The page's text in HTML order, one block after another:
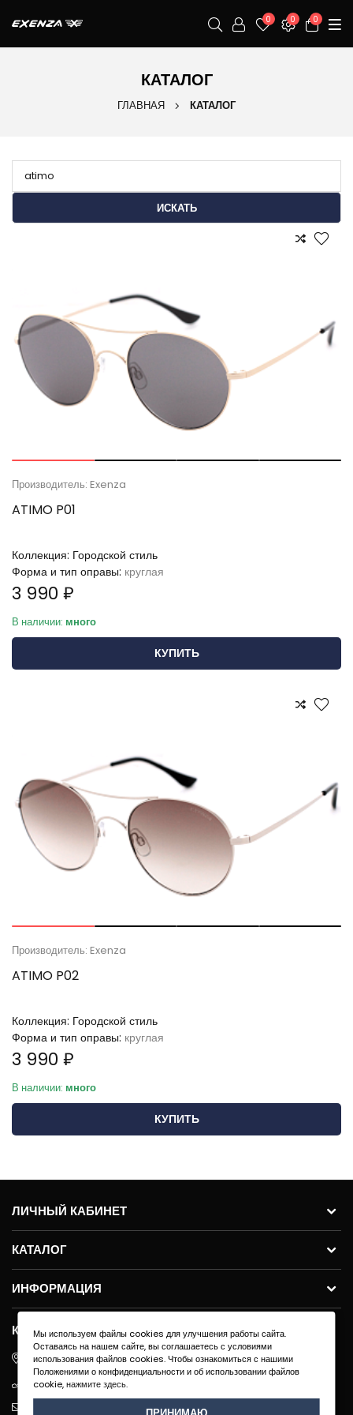
0 0 0
КАТАЛОГ
ГЛАВНАЯ КАТАЛОГ
Производитель: Exenza
ATIMO P01
Коллекция: Городской стиль
Форма и тип оправы: круглая
3 990 ₽
В наличии: много
КУПИТЬ
Производитель: Exenza
ATIMO P02
Коллекция: Городской стиль
Форма и тип оправы: круглая
3 990 ₽
В наличии: много
КУПИТЬ
ЛИЧНЫЙ КАБИНЕТ
КАТАЛОГ
ИНФОРМАЦИЯ
КОНТАКТЫ
ул.Молодогвардейская 59с11, 121351, г. Москва
+7 495 640 91-40
Мы используем файлы cookies для улучшения работы сайта.
Оставаясь на нашем сайте, вы соглашаетесь с условиями
использования файлов cookies. Чтобы ознакомиться с нашими
Положениями о конфиденциальности и об использовании файлов
cookie,нажмите здесь.